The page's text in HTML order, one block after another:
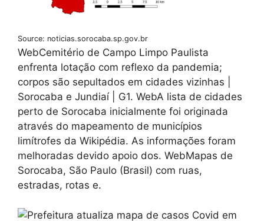
Source: noticias.sorocaba.sp.gov.br
WebCemitério de Campo Limpo Paulista
enfrenta lotação com reflexo da pandemia;
corpos são sepultados em cidades vizinhas |
Sorocaba e Jundiaí | G1. WebA lista de cidades
perto de Sorocaba inicialmente foi originada
através do mapeamento de municípios
limítrofes da Wikipédia. As informações foram
melhoradas devido apoio dos. WebMapas de
Sorocaba, São Paulo (Brasil) com ruas,
estradas, rotas e.